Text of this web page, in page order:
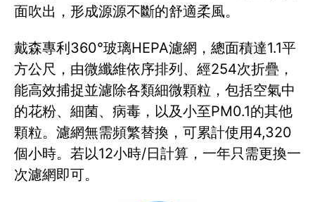
面吹出，形成源源不斷的舒適柔風。
戴森專利360°玻璃HEPA濾網，總面積達1.1平
方公尺，由微纖維依序排列、經254次折疊，
能高效捕捉並濾除各類細微顆粒，包括空氣中
的花粉、細菌、病毒，以及小至PM0.1的其他
顆粒。濾網無需頻繁替換，可累計使用4,320
個小時。若以12小時/日計算，一年只需更換一
次濾網即可。